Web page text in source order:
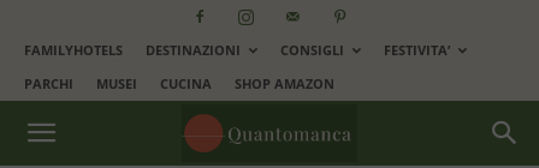
FAMILYHOTELS DESTINAZIONI CONSIGLI
FESTIVITA’
PARCHI
MUSEI CUCINA SHOP AMAZON